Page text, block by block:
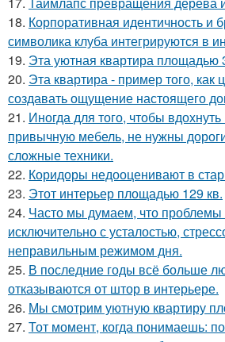
18. Корпоративная идентичность и
символика клуба интегрируются в
19. Эта уютная квартира площадью
20. Эта квартира - пример того, как
создавать ощущение настоящего
21. Иногда для того, чтобы
привычную мебель, не нужны
сложные техники.
22. Коридоры недооценивают в
23. Этот интерьер площадью 129 кв.
24. Часто мы думаем, что проблемы
исключительно с усталостью,
неправильным режимом дня.
25. В последние годы всё больше
отказываются от штор в интерьере.
26. Мы смотрим уютную квартиру
27. Тот момент, когда понимаешь: